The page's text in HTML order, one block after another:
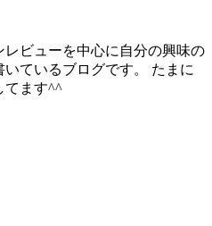
ビューを中心に自分の興味の
ているブログです。 たまに
てます^^